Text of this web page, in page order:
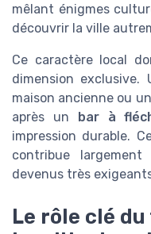
mêlant énigmes
découvrir la ville
Ce caractère local
dimension exclusive.
maison ancienne ou
après un bar à
impression durable.
contribue
devenus très
Le rôle clé